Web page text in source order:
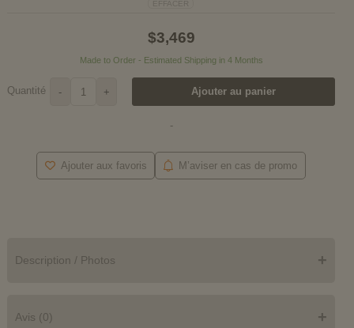
EFFACER
$3,469
Made to Order - Estimated Shipping in 4 Months
Quantité - + Ajouter au panier
-
Ajouter aux favoris M’aviser en cas de promo
Description / Photos +
Avis (0) +